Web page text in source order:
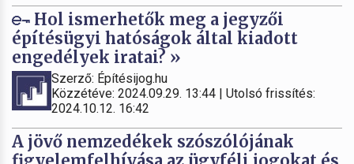
Hol ismerhetők meg a jegyzői
építésügyi hatóságok által kiadott
engedélyek iratai? »
Szerző: Építésijog.hu
Közzétéve: 2024.09.29. 13:44 | Utolsó frissítés:
2024.10.12. 16:42
A jövő nemzedékek szószólójának
figyelemfelhívása az ügyféli jogokat és